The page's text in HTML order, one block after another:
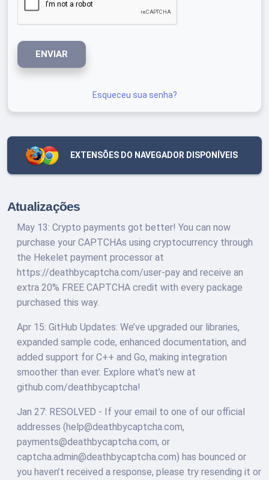
ENVIAR
Esqueceu sua senha?
EXTENSÕES DO NAVEGADOR DISPONÍVEIS
Atualizações
May 13: Crypto payments got better! You can now
purchase your CAPTCHAs using cryptocurrency through
the Hekelet payment processor at
https://deathbycaptcha.com/user-pay and receive an
extra 20% FREE CAPTCHA credit with every package
purchased this way.
Apr 15: GitHub Updates: We’ve upgraded our libraries,
expanded sample code, enhanced documentation, and
added support for C++ and Go, making integration
smoother than ever. Explore what’s new at
github.com/deathbycaptcha!
Jan 27: RESOLVED - If your email to one of our official
addresses (help@deathbycaptcha.com,
payments@deathbycaptcha.com, or
captcha.admin@deathbycaptcha.com) has bounced or
you haven’t received a response, please try resending it or